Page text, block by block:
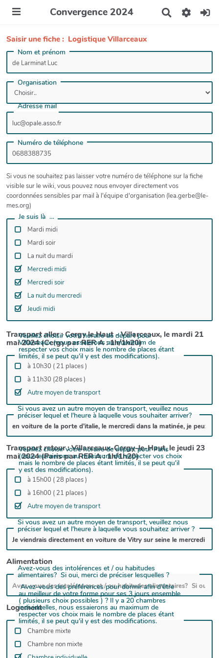
Convergence 2024
e
Saisir une fiche : Logistique Villarceaux
Nom et prénom
Organisation
Adresse mail
Numéro de téléphone
Si vous ne souhaitez pas laisser votre numéro de téléphone sur la fiche
visible sur le wiki, vous pouvez nous envoyer directement vos
coordonnées sensibles par mail à l'équipe d'organisation (lea.gerbe@le-
mes.org)
Je suis là …
Mardi midi
Mardi soir
La nuit du mardi
Mercredi midi
Mercredi soir
La nuit du mercredi
Jeudi midi
Transport aller : Cergy le Haut - Villarceaux, le mardi 21
mai 2024 (Cergy par RER A : 1h/1h20)
Veuillez choisir votre horaire de départ pour
Villarceaux (nous essaierons au maximum de
respecter vos choix mais le nombre de places étant
limités, il se peut qu'il y est des modifications).
à 10h30 ( 21 places )
à 11h30 (28 places )
Autre moyen de transport
Si vous avez un autre moyen de transport, veuillez nous
préciser lequel et l'heure à laquelle vous souhaiter arriver?
Transport retour : Villarceaux-Cergy-le-Haut, le jeudi 23
mai 2024 (Paris par RER A : 1h/1h20)
Veuillez choisir votre horaire de départ pour Paris
(nous essaierons au maximum de respecter vos choix
mais le nombre de places étant limités, il se peut qu'il
y est des modifications).
à 15h00 ( 28 places )
à 16h00 ( 21 places )
Autre moyen de transport
Si vous avez un autre moyen de transport, veuillez nous
préciser lequel et l'heure à laquelle vous souhaitez arriver ?
Alimentation
Avez-vous des intolérences et / ou habitudes
alimentaires? Si oui, merci de préciser lesquelles ?
Logement
Avez-vous des préférences pour dormir afin d'être
au meilleur de votre forme pour ses 3 jours ensemble
( plusieurs choix possibles ) ? Il y a 20 chambres
individuelles, nous essaierons au maximum de
respecter vos choix mais le nombre de places étant
limités, il se peut qu'il y est des modifications.
Chambre mixte
Chambre non mixte